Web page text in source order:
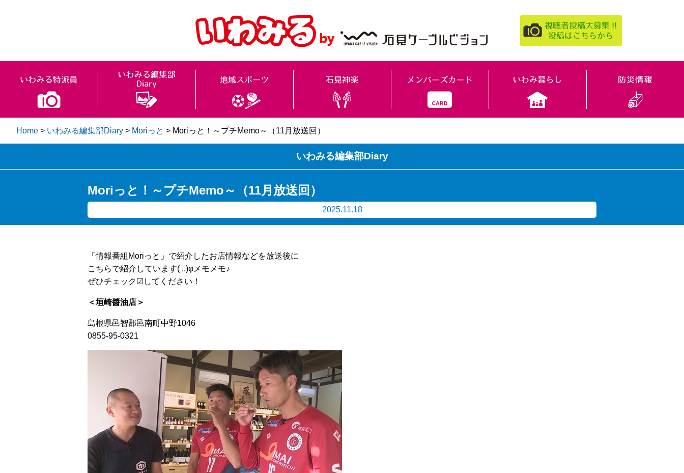
Home > いわみる編集部Diary > Moriっと > Moriっと！～プチMemo～（11月放送回）
いわみる編集部Diary
Moriっと！～プチMemo～（11月放送回）
2025.11.18
「情報番組Moriっと」で紹介したお店情報などを放送後に
こちらで紹介しています( ..)φメモメモ♪
ぜひチェック☑してください！
＜垣崎醬油店＞
島根県邑智郡邑南町中野1046
0855-95-0321